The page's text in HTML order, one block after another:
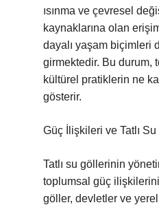
ısınma ve çevresel
kaynaklarına olan
dayalı yaşam biçimleri
girmektedir. Bu durum,
kültürel pratiklerin ne
gösterir.
Güç İlişkileri ve Tatlı
Tatlı su göllerinin
toplumsal güç
göller, devletler ve